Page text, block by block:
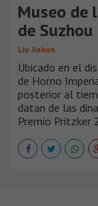
Museo de
de Suzhou
Liu Jiakun
Ubicado en el
de Horno
posterior al
datan de las
Premio Pritzker